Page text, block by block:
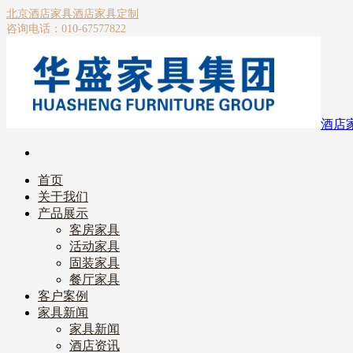
北京酒店家具酒店家具定制
咨询电话：010-67577822
酒店
首页
关于我们
产品展示
客房家具
活动家具
固装家具
餐厅家具
客户案例
家具新闻
家具新闻
酒店资讯